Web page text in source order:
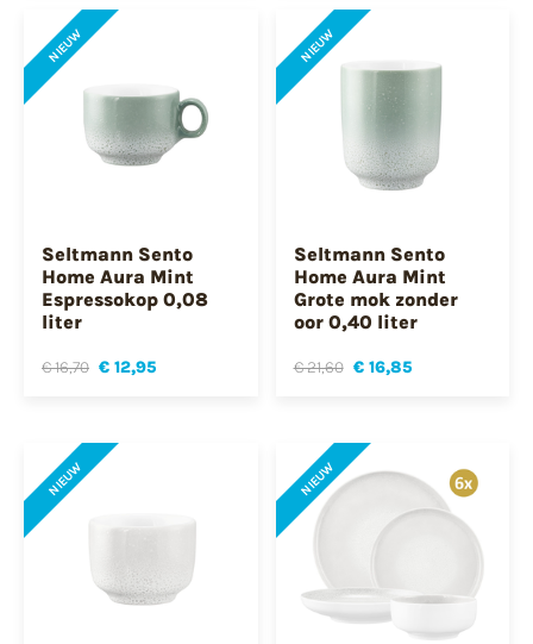
NIEUW
Seltmann Sento
Home Aura Mint
Espressokop 0,08
liter
€ 16,70 € 12,95
NIEUW
Seltmann Sento
Home Aura Mint
Grote mok zonder
oor 0,40 liter
€ 21,60 € 16,85
NIEUW NIEUW